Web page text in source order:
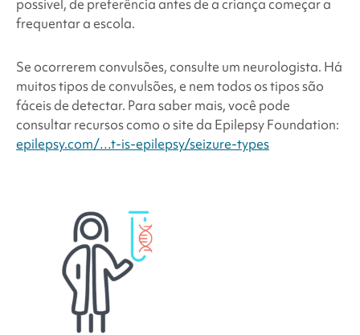
possível, de preferência antes de a criança começar a
frequentar a escola.
Se ocorrerem convulsões, consulte um neurologista. Há
muitos tipos de convulsões, e nem todos os tipos são
fáceis de detectar. Para saber mais, você pode
consultar recursos como o site da Epilepsy Foundation:
epilepsy.com/…t-is-epilepsy/seizure-types